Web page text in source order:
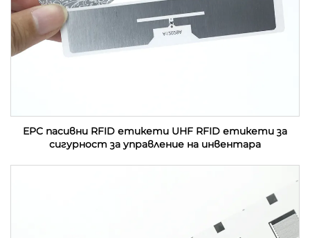
EPC пасивни RFID етикети UHF RFID етикети за
сигурност за управление на инвентара